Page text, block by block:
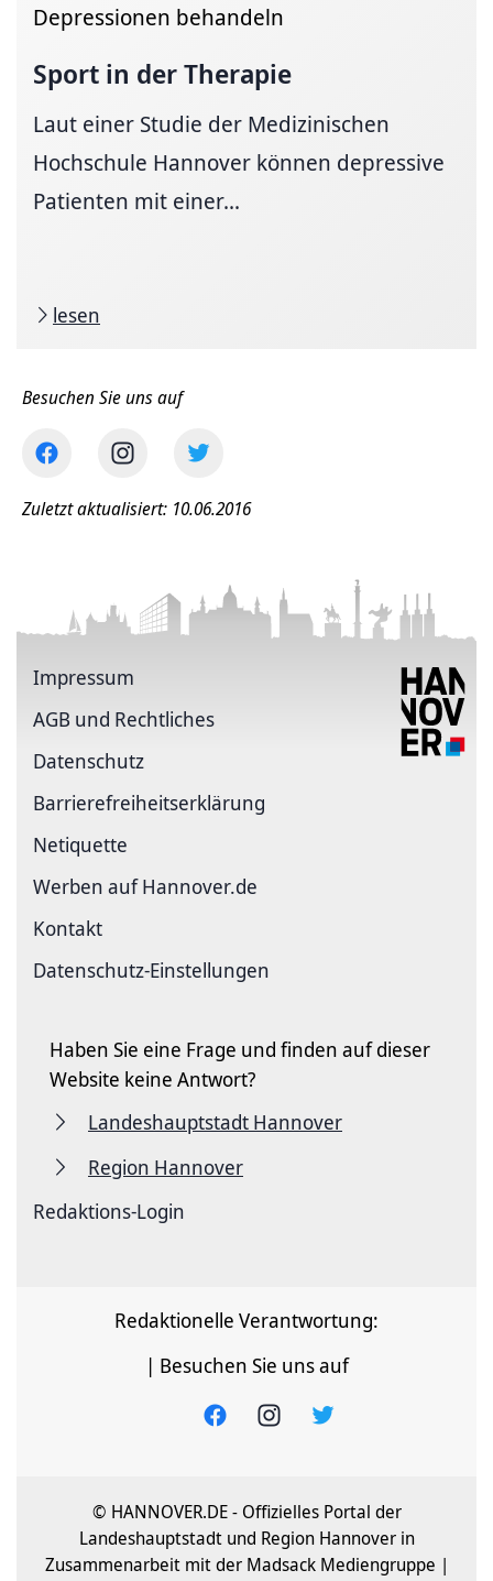
Depressionen behandeln
Sport in der Therapie
Laut einer Studie der Medizinischen
Hochschule Hannover können depressive
Patienten mit einer...
lesen
Besuchen Sie uns auf
Zuletzt aktualisiert: 10.06.2016
Impressum
AGB und Rechtliches
Datenschutz
Barriere­freiheits­erklärung
Netiquette
Werben auf Hannover.de
Kontakt
Datenschutz-Einstellungen
Haben Sie eine Frage und finden auf dieser
Website keine Antwort?
Landeshauptstadt Hannover
Region Hannover
Redaktions-Login
Redaktionelle Verantwortung:
| Besuchen Sie uns auf
© HANNOVER.DE - Offizielles Portal der
Landeshauptstadt und Region Hannover in
Zusammenarbeit mit der Madsack Mediengruppe |